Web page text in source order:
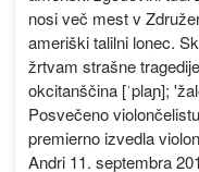
nosi več mest v
ameriški talilni lonec.
žrtvam strašne
okcitanščina [ˈplaɲ];
Posvečeno
premierno izvedla
Andri 11. septembra